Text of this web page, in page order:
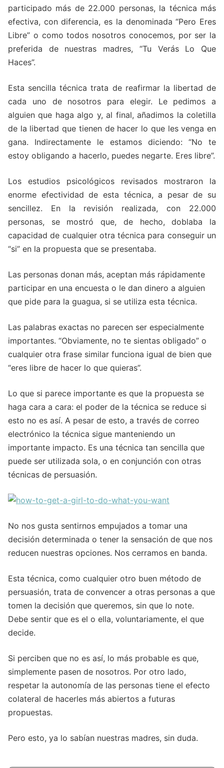
participado más de 22.000 personas, la técnica más
efectiva, con diferencia, es la denominada “Pero Eres
Libre” o como todos nosotros conocemos, por ser la
preferida de nuestras madres, “Tu Verás Lo Que
Haces”.
Esta sencilla técnica trata de reafirmar la libertad de
cada uno de nosotros para elegir. Le pedimos a
alguien que haga algo y, al final, añadimos la coletilla
de la libertad que tienen de hacer lo que les venga en
gana. Indirectamente le estamos diciendo: “No te
estoy obligando a hacerlo, puedes negarte. Eres libre”.
Los estudios psicológicos revisados mostraron la
enorme efectividad de esta técnica, a pesar de su
sencillez. En la revisión realizada, con 22.000
personas, se mostró que, de hecho, doblaba la
capacidad de cualquier otra técnica para conseguir un
“si” en la propuesta que se presentaba.
Las personas donan más, aceptan más rápidamente
participar en una encuesta o le dan dinero a alguien
que pide para la guagua, si se utiliza esta técnica.
Las palabras exactas no parecen ser especialmente
importantes. “Obviamente, no te sientas obligado” o
cualquier otra frase similar funciona igual de bien que
“eres libre de hacer lo que quieras”.
Lo que si parece importante es que la propuesta se
haga cara a cara: el poder de la técnica se reduce si
esto no es así. A pesar de esto, a través de correo
electrónico la técnica sigue manteniendo un
importante impacto. Es una técnica tan sencilla que
puede ser utilizada sola, o en conjunción con otras
técnicas de persuasión.
No nos gusta sentirnos empujados a tomar una
decisión determinada o tener la sensación de que nos
reducen nuestras opciones. Nos cerramos en banda.
Esta técnica, como cualquier otro buen método de
persuasión, trata de convencer a otras personas a que
tomen la decisión que queremos, sin que lo note.
Debe sentir que es el o ella, voluntariamente, el que
decide.
Si perciben que no es así, lo más probable es que,
simplemente pasen de nosotros. Por otro lado,
respetar la autonomía de las personas tiene el efecto
colateral de hacerles más abiertos a futuras
propuestas.
Pero esto, ya lo sabían nuestras madres, sin duda.